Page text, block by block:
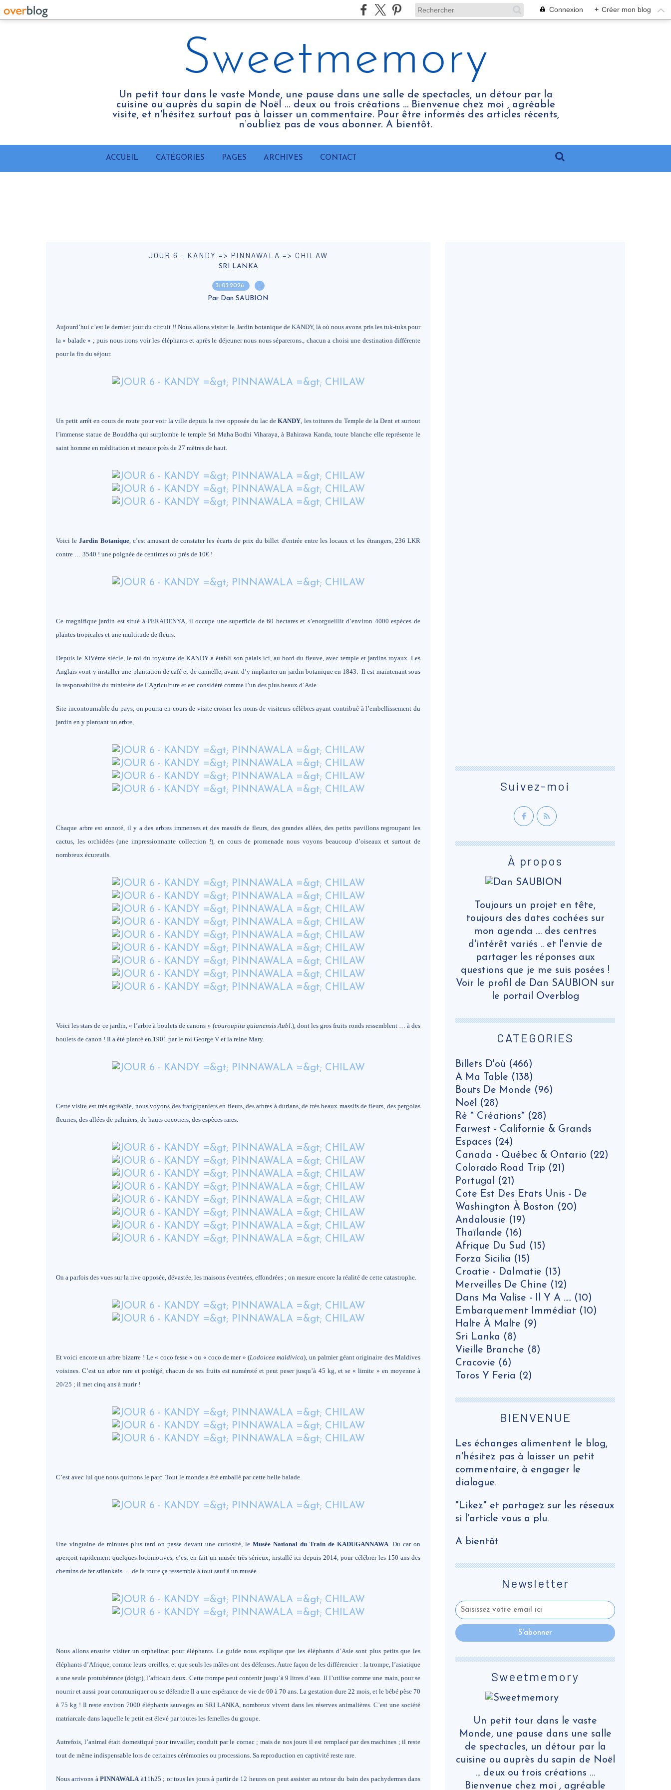
Connexion + Créer mon blog
Sweetmemory
Un petit tour dans le vaste Monde, une pause dans une salle de spectacles, un détour par la
cuisine ou auprès du sapin de Noël ... deux ou trois créations … Bienvenue chez moi , agréable
visite, et n'hésitez surtout pas à laisser un commentaire. Pour être informés des articles récents,
n’oubliez pas de vous abonner. A bientôt.
ACCUEIL CATÉGORIES PAGES ARCHIVES CONTACT
JOUR 6 - KANDY => PINNAWALA => CHILAW
SRI LANKA
31.03.2026 …
Par Dan SAUBION
Aujourd’hui c’est le dernier jour du circuit !! Nous allons visiter le Jardin botanique de KANDY, là où nous avons pris les tuk-tuks pour
la « balade » ; puis nous irons voir les éléphants et après le déjeuner nous nous séparerons., chacun a choisi une destination différente
pour la fin du séjour.
Un petit arrêt en cours de route pour voir la ville depuis la rive opposée du lac deKANDY, les toitures du Temple de la Dent et surtout
l’immense statue de Bouddha qui surplombe le temple Sri Maha Bodhi Viharaya, à Bahirawa Kanda, toute blanche elle représente le
saint homme en méditation et mesure près de 27 mètres de haut.
Voici leJardin Botanique, c’est amusant de constater les écarts de prix du billet d'entrée entre les locaux et les étrangers, 236 LKR
contre … 3540 ! une poignée de centimes ou près de 10€ !
Ce magnifique jardin est situé à PERADENYA, il occupe une superficie de 60 hectares et s’enorgueillit d’environ 4000 espèces de
plantes tropicales et une multitude de fleurs.
Depuis le XIVème siècle, le roi du royaume de KANDY a établi son palais ici, au bord du fleuve, avec temple et jardins royaux. Les
Anglais vont y installer une plantation de café et de cannelle, avant d’y implanter un jardin botanique en 1843. Il est maintenant sous
la responsabilité du ministère de l’Agriculture et est considéré comme l’un des plus beaux d’Asie.
Site incontournable du pays, on pourra en cours de visite croiser les noms de visiteurs célèbres ayant contribué à l’embellissement du
jardin en y plantant un arbre,
Chaque arbre est annoté, il y a des arbres immenses et des massifs de fleurs, des grandes allées, des petits pavillons regroupant les
cactus, les orchidées (une impressionnante collection !), en cours de promenade nous voyons beaucoup d’oiseaux et surtout de
nombreux écureuils.
Voici les stars de ce jardin, « l’arbre à boulets de canons » (couroupita guianensis Aubl.), dont les gros fruits ronds ressemblent … à des
boulets de canon ! Il a été planté en 1901 par le roi George V et la reine Mary.
Cette visite est très agréable, nous voyons des frangipaniers en fleurs, des arbres à durians, de très beaux massifs de fleurs, des pergolas
fleuries, des allées de palmiers, de hauts cocotiers, des espèces rares.
On a parfois des vues sur la rive opposée, dévastée, les maisons éventrées, effondrées ; on mesure encore la réalité de cette catastrophe.
Et voici encore un arbre bizarre ! Le « coco fesse » ou « coco de mer » (Lodoicea maldivica), un palmier géant originaire des Maldives
voisines. C’est un arbre rare et protégé, chacun de ses fruits est numéroté et peut peser jusqu’à 45 kg, et se « limite » en moyenne à
20/25 ; il met cinq ans à murir !
C’est avec lui que nous quittons le parc. Tout le monde a été emballé par cette belle balade.
Une vingtaine de minutes plus tard on passe devant une curiosité, le Musée National du Train de KADUGANNAWA. Du car on
aperçoit rapidement quelques locomotives, c’est en fait un musée très sérieux, installé ici depuis 2014, pour célébrer les 150 ans des
chemins de fer srilankais … de la route ça ressemble à tout sauf à un musée.
Nous allons ensuite visiter un orphelinat pour éléphants. Le guide nous explique que les éléphants d’Asie sont plus petits que les
éléphants d’Afrique, comme leurs oreilles, et que seuls les mâles ont des défenses. Autre façon de les différencier : la trompe, l’asiatique
a une seule protubérance (doigt), l’africain deux. Cette trompe peut contenir jusqu’à 9 litres d’eau. Il l’utilise comme une main, pour se
nourrir et aussi pour communiquer ou se défendre Il a une espérance de vie de 60 à 70 ans. La gestation dure 22 mois, et le bébé pèse 70
à 75 kg ! Il reste environ 7000 éléphants sauvages au SRI LANKA, nombreux vivent dans les réserves animalières. C’est une société
matriarcale dans laquelle le petit est élevé par toutes les femelles du groupe.
Autrefois, l’animal était domestiqué pour travailler, conduit par le cornac ; mais de nos jours il est remplacé par des machines ; il reste
tout de même indispensable lors de certaines cérémonies ou processions. Sa reproduction en captivité reste rare.
Nous arrivons àPINNAWALAà11h25 ; or tous les jours à partir de 12 heures on peut assister au retour du bain des pachydermes dans
Newsletter
CATEGORIES
Billets D'où (466)
A Ma Table (138)
Bouts De Monde (96)
Noël (28)
Ré * Créations* (28)
Farwest - Californie & Grands
Espaces (24)
Canada - Québec & Ontario (22)
Colorado Road Trip (21)
Portugal (21)
Cote Est Des Etats Unis - De
Washington À Boston (20)
Andalousie (19)
Thaïlande (16)
Afrique Du Sud (15)
Forza Sicilia (15)
Croatie - Dalmatie (13)
Merveilles De Chine (12)
Dans Ma Valise - Il Y A ..... (10)
Embarquement Immédiat (10)
Halte À Malte (9)
Sri Lanka (8)
Vieille Branche (8)
Cracovie (6)
Toros Y Feria (2)
Sweetmemory
Un petit tour dans le vaste
Monde, une pause dans une salle
de spectacles, un détour par la
cuisine ou auprès du sapin de Noël
... deux ou trois créations …
Bienvenue chez moi , agréable
Suivez-moi
À propos
Toujours un projet en tête,
toujours des dates cochées sur
mon agenda .... des centres
d'intérêt variés .. et l'envie de
partager les réponses aux
questions que je me suis posées !
Voir le profil de Dan SAUBION sur
le portail Overblog
BIENVENUE
Les échanges alimentent le blog,
n'hésitez pas à laisser un petit
commentaire, à engager le
dialogue.
"Likez" et partagez sur les réseaux
si l'article vous a plu.
A bientôt